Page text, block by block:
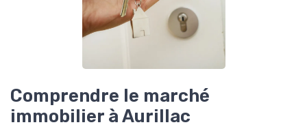
Comprendre le marché
immobilier à Aurillac